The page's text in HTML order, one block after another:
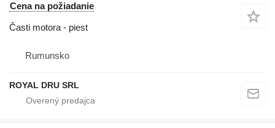
Cena na požiadanie
Časti motora - piest
Rumunsko
ROYAL DRU SRL